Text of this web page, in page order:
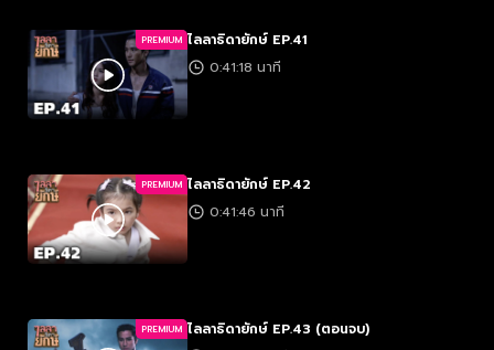
PREMIUM ไลลาธิดายักษ์ EP.41
0:41:18 นาที
PREMIUM ไลลาธิดายักษ์ EP.42
0:41:46 นาที
PREMIUM ไลลาธิดายักษ์ EP.43 (ตอนจบ)